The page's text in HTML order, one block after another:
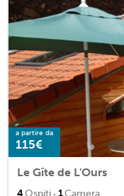
a partire da
115€
Le Gîte de L'Ours
4Ospiti 1Camera